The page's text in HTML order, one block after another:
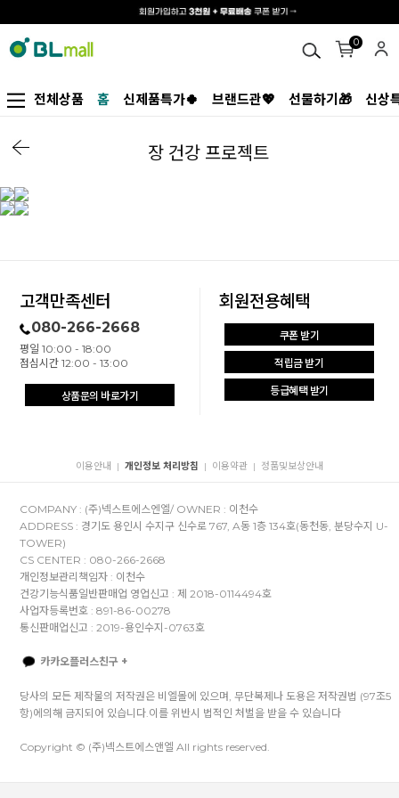
0
전체상품 홈 신제품특가🍀 브랜드관💖 선물하기🎁 신상
장 건강 프로젝트
고객만족센터
080-266-2668
평일 10:00 - 18:00
점심시간 12:00 - 13:00
상품문의 바로가기
회원전용혜택
쿠폰 받기
적립금 받기
등급혜택 받기
이용안내 | 개인정보 처리방침 | 이용약관 | 정품및보상안내
COMPANY : (주)넥스트에스엔엘/ OWNER : 이천수
ADDRESS : 경기도 용인시 수지구 신수로 767, A동 1층 134호(동천동, 분당수지 U-
TOWER)
CS CENTER : 080-266-2668
개인정보관리책임자 : 이천수
건강기능식품일반판매업 영업신고 : 제 2018-0114494호
사업자등록번호 : 891-86-00278
통신판매업신고 : 2019-용인수지-0763호
카카오플러스친구 +
당사의 모든 제작물의 저작권은 비엘몰에 있으며, 무단복제나 도용은 저작권법 (97조5
항)에의해 금지되어 있습니다.이를 위반시 법적인 처벌을 받을 수 있습니다
Copyright © (주)넥스트에스앤엘 All rights reserved.